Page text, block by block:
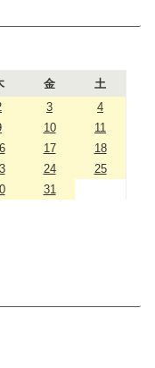
金
土
3
4
10
11
17
18
24
25
31